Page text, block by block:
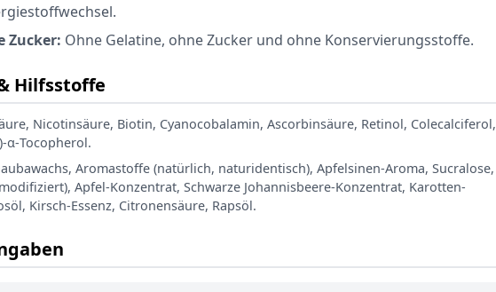
Zucker: Ohne Gelatine, ohne Zucker und ohne Konservierungsstoffe.
Hilfsstoffe
Nicotinsäure, Biotin, Cyanocobalamin, Ascorbinsäure, Retinol, Colecalciferol,
α-Tocopherol.
Aromastoffe (natürlich, naturidentisch), Apfelsinen-Aroma, Sucralose,
Apfel-Konzentrat, Schwarze Johannisbeere-Konzentrat, Karotten-
Kirsch-Essenz, Citronensäure, Rapsöl.